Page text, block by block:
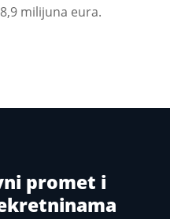
milijuna eura.
promet i